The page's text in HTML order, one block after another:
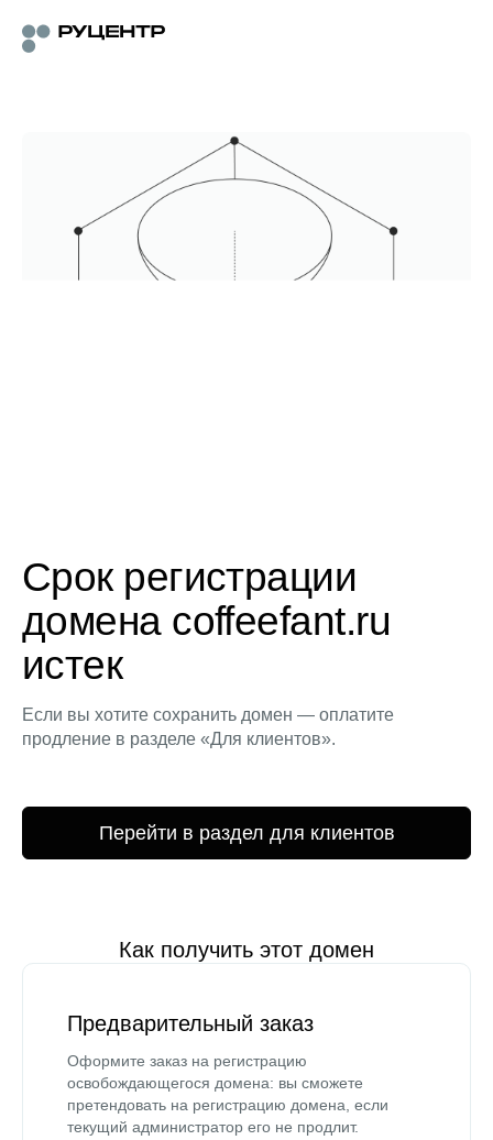
Срок регистрации
домена coffeefant.ru
истек
Если вы хотите сохранить домен — оплатите
продление в разделе «Для клиентов».
Перейти в раздел для клиентов
Как получить этот домен
Предварительный заказ
Оформите заказ на регистрацию
освобождающегося домена: вы сможете
претендовать на регистрацию домена, если
текущий администратор его не продлит.